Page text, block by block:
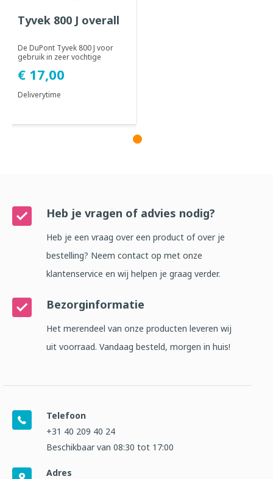
Tyvek 800 J overall
De DuPont Tyvek 800 J voor
gebruik in zeer vochtige
Geadviseerd voor gebru...
€ 17,00
Deliverytime
Heb je vragen of advies nodig?
Heb je een vraag over een product of over je
bestelling? Neem contact op met onze
klantenservice en wij helpen je graag verder.
Bezorginformatie
Het merendeel van onze producten leveren wij
uit voorraad. Vandaag besteld, morgen in huis!
Telefoon
+31 40 209 40 24
Beschikbaar van 08:30 tot 17:00
Adres